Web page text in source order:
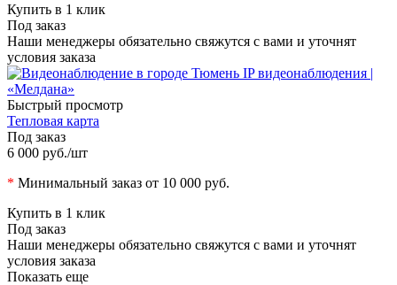
Купить в 1 клик
Под заказ
Наши менеджеры обязательно свяжутся с вами и уточнят
условия заказа
Быстрый просмотр
Тепловая карта
Под заказ
6 000 руб./шт
* Минимальный заказ от 10 000 руб.
Купить в 1 клик
Под заказ
Наши менеджеры обязательно свяжутся с вами и уточнят
условия заказа
Показать еще